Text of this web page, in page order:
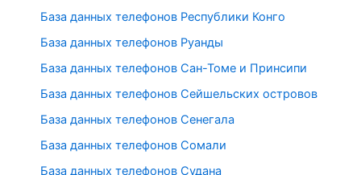
База данных телефонов Республики Конго
База данных телефонов Руанды
База данных телефонов Сан-Томе и Принсипи
База данных телефонов Сейшельских островов
База данных телефонов Сенегала
База данных телефонов Сомали
База данных телефонов Судана